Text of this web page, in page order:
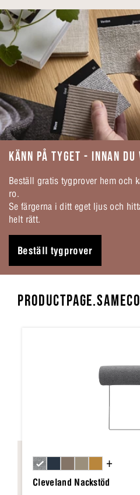
KÄNN PÅ TYGET - INNAN DU
Beställ gratis tygprover hem och
ro.
Se färgerna i ditt eget ljus och
helt rätt.
Beställ tygprover
Cleveland Nackstöd
+